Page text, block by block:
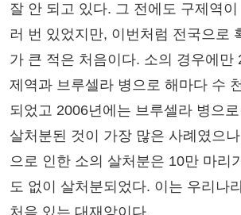
잘 안 되고 있다. 그 전에도 구제역이
러 번 있었지만, 이번처럼 전국으로
가 큰 적은 처음이다. 소의 경우에만
제역과 브루셀라 병으로 해마다 수
되었고 2006년에는 브루셀라 병으
살처분된 것이 가장 많은 사례였으
으로 인한 소의 살처분은 10만 마리
도 없이 살처분되었다. 이는 우리나